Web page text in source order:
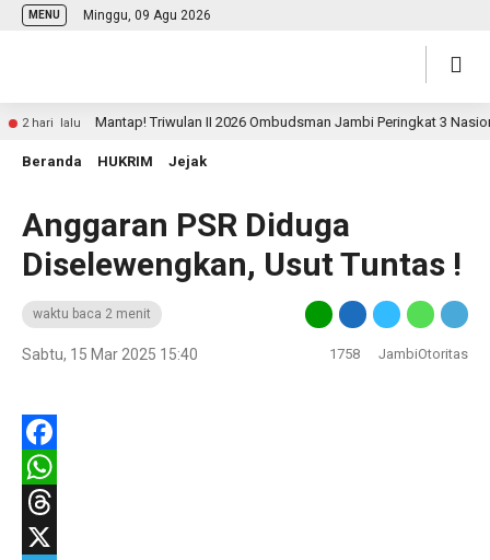
MENU Minggu, 09 Agu 2026
hari lalu Mantap! Triwulan II 2026 Ombudsman Jambi Peringkat 3 Nasional
Beranda HUKRIM Jejak
Anggaran PSR Diduga
Diselewengkan, Usut Tuntas !
waktu baca 2 menit
Sabtu, 15 Mar 2025 15:40 1758 JambiOtoritas
Facebook
WhatsApp
Threads